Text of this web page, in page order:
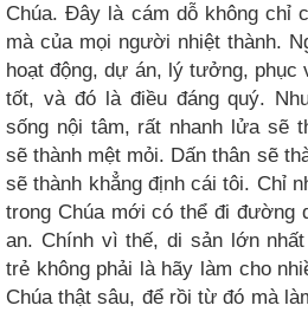
Chúa. Đây là cám dỗ không chỉ
mà của mọi người nhiệt thành.
hoạt động, dự án, lý tưởng, phục
tốt, và đó là điều đáng quý.
sống nội tâm, rất nhanh lửa sẽ
sẽ thành mệt mỏi. Dấn thân sẽ
sẽ thành khẳng định cái tôi. Chỉ
trong Chúa mới có thể đi đường
an. Chính vì thế, di sản lớn
trẻ không phải là hãy làm cho
Chúa thật sâu, để rồi từ đó mà